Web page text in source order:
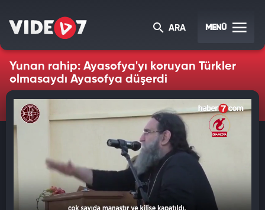
ARA MENÜ
Yunan rahip: Ayasofya'yı koruyan Türkler
olmasaydı Ayasofya düşerdi